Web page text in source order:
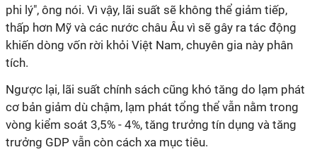
phi lý", ông nói. Vì vậy, lãi suất sẽ không thể giảm tiếp,
thấp hơn Mỹ và các nước châu Âu vì sẽ gây ra tác động
khiến dòng vốn rời khỏi Việt Nam, chuyên gia này phân
tích.
Ngược lại, lãi suất chính sách cũng khó tăng do lạm phát
cơ bản giảm dù chậm, lạm phát tổng thể vẫn nằm trong
vòng kiểm soát 3,5% - 4%, tăng trưởng tín dụng và tăng
trưởng GDP vẫn còn cách xa mục tiêu.